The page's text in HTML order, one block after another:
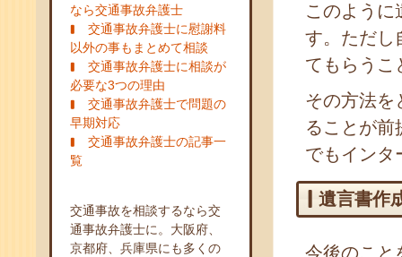
なら交通事故弁護士
交通事故弁護士に慰謝料
以外の事もまとめて相談
交通事故弁護士に相談が
必要な3つの理由
交通事故弁護士で問題の
早期対応
交通事故弁護士の記事一
覧
交通事故を相談するなら交
通事故弁護士に。大阪府、
京都府、兵庫県にも多くの
このように
す。ただし
てもらうこ
その方法を
ることが前
でもインタ
遺言書作
今後のこと